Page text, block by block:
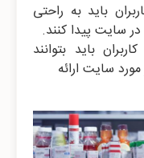
باید به راحتی
در سایت پیدا کنند.
کاربران باید بتوانند
سایت ارائه